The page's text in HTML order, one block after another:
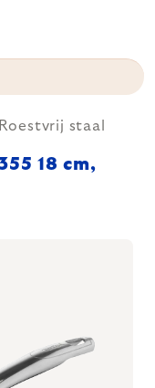
Roestvrij staal
18 cm,